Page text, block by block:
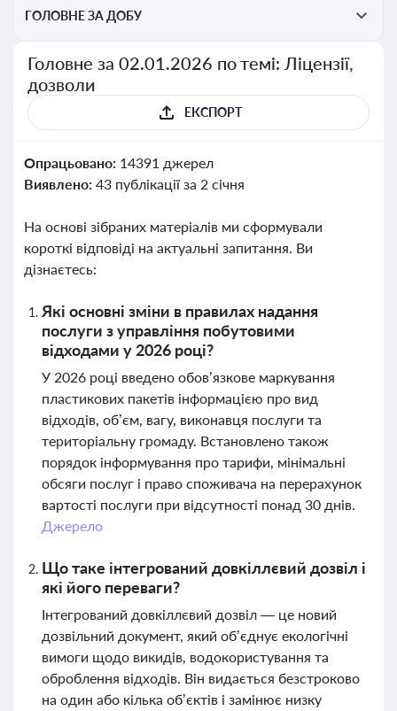
ГОЛОВНЕ ЗА ДОБУ
Головне за 02.01.2026 по темі: Ліцензії,
дозволи
ЕКСПОРТ
Опрацьовано: 14391 джерел
Виявлено: 43 публікації за 2 січня
На основі зібраних матеріалів ми сформували
короткі відповіді на актуальні запитання. Ви
дізнаєтесь:
Які основні зміни в правилах надання
послуги з управління побутовими
відходами у 2026 році?
У 2026 році введено обов’язкове маркування
пластикових пакетів інформацією про вид
відходів, об’єм, вагу, виконавця послуги та
територіальну громаду. Встановлено також
порядок інформування про тарифи, мінімальні
обсяги послуг і право споживача на перерахунок
вартості послуги при відсутності понад 30 днів.
Джерело
Що таке інтегрований довкіллєвий дозвіл і
які його переваги?
Інтегрований довкіллєвий дозвіл — це новий
дозвільний документ, який об’єднує екологічні
вимоги щодо викидів, водокористування та
оброблення відходів. Він видається безстроково
на один або кілька об’єктів і замінює низку